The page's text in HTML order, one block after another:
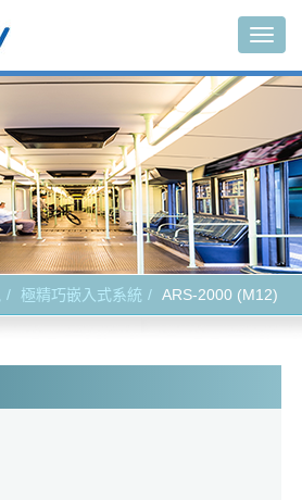
極精巧嵌入式系統 ARS-2000 (M12)